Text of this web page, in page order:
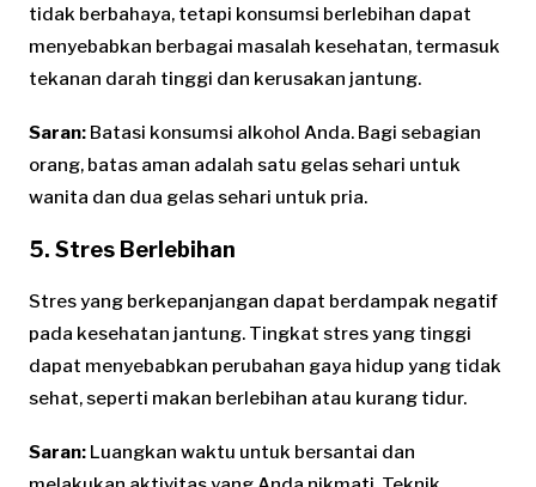
tidak berbahaya, tetapi konsumsi berlebihan dapat
menyebabkan berbagai masalah kesehatan, termasuk
tekanan darah tinggi dan kerusakan jantung.
Saran: Batasi konsumsi alkohol Anda. Bagi sebagian
orang, batas aman adalah satu gelas sehari untuk
wanita dan dua gelas sehari untuk pria.
5. Stres Berlebihan
Stres yang berkepanjangan dapat berdampak negatif
pada kesehatan jantung. Tingkat stres yang tinggi
dapat menyebabkan perubahan gaya hidup yang tidak
sehat, seperti makan berlebihan atau kurang tidur.
Saran: Luangkan waktu untuk bersantai dan